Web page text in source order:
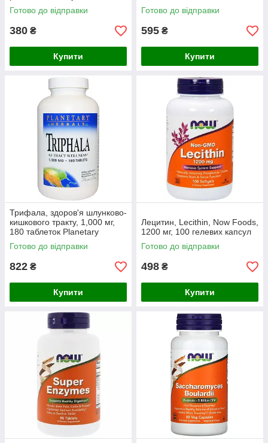
Готово до відправки
380 ₴
Купити
Готово до відправки
595 ₴
Купити
Трифала, здоров'я шлунково-
кишкового тракту, 1,000 мг,
180 таблеток Planetary
Herbals
Готово до відправки
822 ₴
Купити
Лецитин, Lecithin, Now Foods,
1200 мг, 100 гелевих капсул
Готово до відправки
498 ₴
Купити